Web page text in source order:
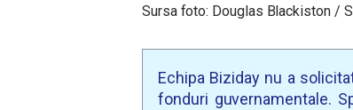
Sursa foto: Douglas Blackiston /
Echipa Biziday nu a
fonduri guvernamentale.